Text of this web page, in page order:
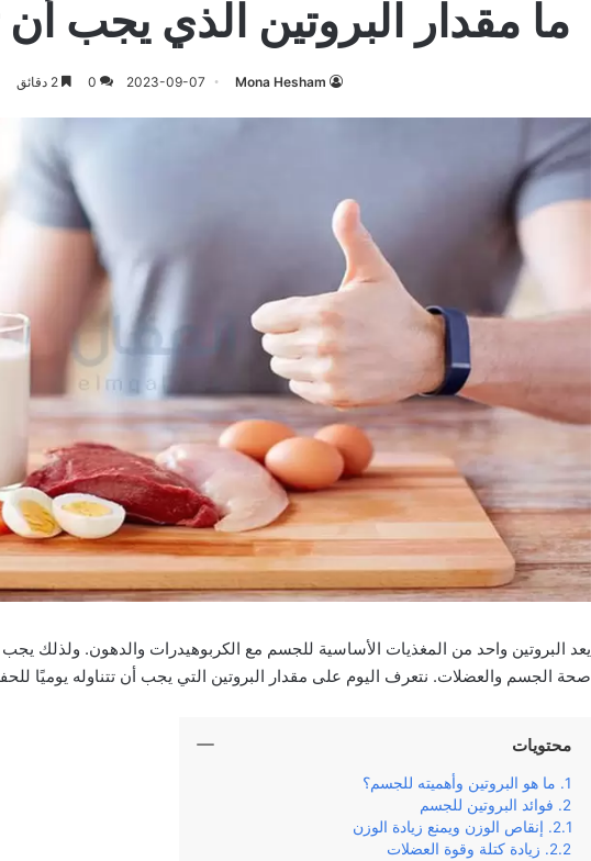
ما مقدار البروتين الذي يجب أن
Mona Hesham
2023-09-07
0 2 دقائق
يعد البروتين واحد من المغذيات الأساسية للجسم مع الكربوهيدرات والدهون. ولذلك يجب
صحة الجسم والعضلات. نتعرف اليوم على مقدار البروتين التي يجب أن تتناوله يوميًا
محتويات
ما هو البروتين وأهميته للجسم؟
فوائد البروتين للجسم
إنقاص الوزن ويمنع زيادة الوزن
زيادة كتلة وقوة العضلات